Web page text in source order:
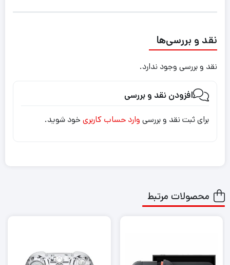
نقد و بررسی‌ها
نقد و بررسی وجود ندارد.
افزودن نقد و بررسی
برای ثبت نقد و بررسی وارد حساب کاربری خود شوید.
محصولات مرتبط